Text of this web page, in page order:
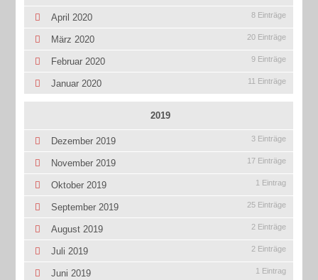
April 2020 8 Einträge
März 2020 20 Einträge
Februar 2020 9 Einträge
Januar 2020 11 Einträge
2019
Dezember 2019 3 Einträge
November 2019 17 Einträge
Oktober 2019 1 Eintrag
September 2019 25 Einträge
August 2019 2 Einträge
Juli 2019 2 Einträge
Juni 2019 1 Eintrag